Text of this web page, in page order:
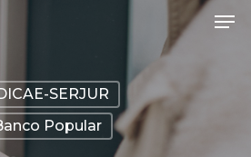
SERJUR
Popular